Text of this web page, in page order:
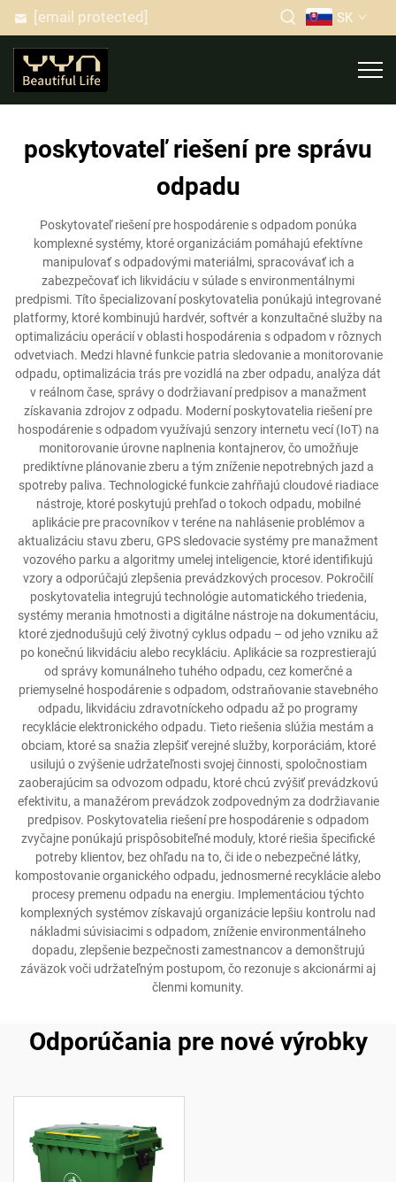
[email protected] SK
poskytovateľ riešení pre správu
odpadu
Poskytovateľ riešení pre hospodárenie s odpadom ponúka
komplexné systémy, ktoré organizáciám pomáhajú efektívne
manipulovať s odpadovými materiálmi, spracovávať ich a
zabezpečovať ich likvidáciu v súlade s environmentálnymi
predpismi. Títo špecializovaní poskytovatelia ponúkajú integrované
platformy, ktoré kombinujú hardvér, softvér a konzultačné služby na
optimalizáciu operácií v oblasti hospodárenia s odpadom v rôznych
odvetviach. Medzi hlavné funkcie patria sledovanie a monitorovanie
odpadu, optimalizácia trás pre vozidlá na zber odpadu, analýza dát
v reálnom čase, správy o dodržiavaní predpisov a manažment
získavania zdrojov z odpadu. Moderní poskytovatelia riešení pre
hospodárenie s odpadom využívajú senzory internetu vecí (IoT) na
monitorovanie úrovne naplnenia kontajnerov, čo umožňuje
prediktívne plánovanie zberu a tým zníženie nepotrebných jazd a
spotreby paliva. Technologické funkcie zahŕňajú cloudové riadiace
nástroje, ktoré poskytujú prehľad o tokoch odpadu, mobilné
aplikácie pre pracovníkov v teréne na nahlásenie problémov a
aktualizáciu stavu zberu, GPS sledovacie systémy pre manažment
vozového parku a algoritmy umelej inteligencie, ktoré identifikujú
vzory a odporúčajú zlepšenia prevádzkových procesov. Pokročilí
poskytovatelia integrujú technológie automatického triedenia,
systémy merania hmotnosti a digitálne nástroje na dokumentáciu,
ktoré zjednodušujú celý životný cyklus odpadu – od jeho vzniku až
po konečnú likvidáciu alebo recykláciu. Aplikácie sa rozprestierajú
od správy komunálneho tuhého odpadu, cez komerčné a
priemyselné hospodárenie s odpadom, odstraňovanie stavebného
odpadu, likvidáciu zdravotníckeho odpadu až po programy
recyklácie elektronického odpadu. Tieto riešenia slúžia mestám a
obciam, ktoré sa snažia zlepšiť verejné služby, korporáciám, ktoré
usilujú o zvýšenie udržateľnosti svojej činnosti, spoločnostiam
zaoberajúcim sa odvozom odpadu, ktoré chcú zvýšiť prevádzkovú
efektivitu, a manažérom prevádzok zodpovedným za dodržiavanie
predpisov. Poskytovatelia riešení pre hospodárenie s odpadom
zvyčajne ponúkajú prispôsobiteľné moduly, ktoré riešia špecifické
potreby klientov, bez ohľadu na to, či ide o nebezpečné látky,
kompostovanie organického odpadu, jednosmerné recyklácie alebo
procesy premenu odpadu na energiu. Implementáciou týchto
komplexných systémov získavajú organizácie lepšiu kontrolu nad
nákladmi súvisiacimi s odpadom, zníženie environmentálneho
dopadu, zlepšenie bezpečnosti zamestnancov a demonštrujú
záväzok voči udržateľným postupom, čo rezonuje s akcionármi aj
členmi komunity.
Odporúčania pre nové výrobky